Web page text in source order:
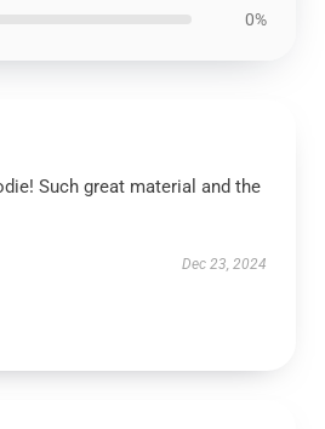
0%
Such great material and the
Dec 23, 2024